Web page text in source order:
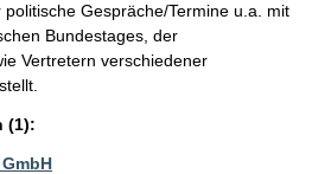
Gespräche/Termine u.a. mit
Bundestages, der
Vertretern verschiedener
(1):